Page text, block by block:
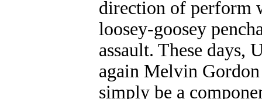
direction of perform
loosey-goosey
assault. These days,
again Melvin
simply be a